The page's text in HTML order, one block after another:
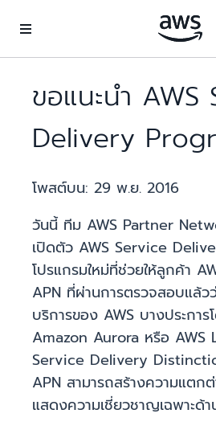
ขอแนะนำ AWS
Delivery
โพสต์บน: 29 พ.ย. 2016
วันนี้ ทีม AWS Partner
เปิดตัว AWS Service
โปรแกรมใหม่ที่ช่วยให้ลูกค้า
APN ที่ผ่านการตรวจสอบแล้ว
บริการของ AWS บางประการ
Amazon Aurora หรือ AWS
Service Delivery
APN สามารถสร้างความแตก
แสดงความเชี่ยวชาญเฉพาะด้